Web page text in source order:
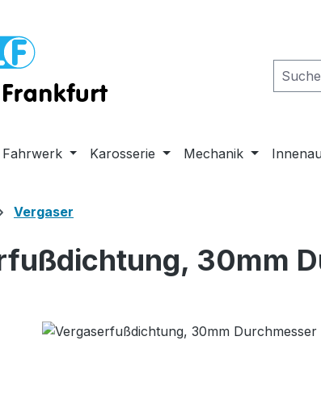
Fahrwerk Karosserie Mechanik
Vergaser
30mm